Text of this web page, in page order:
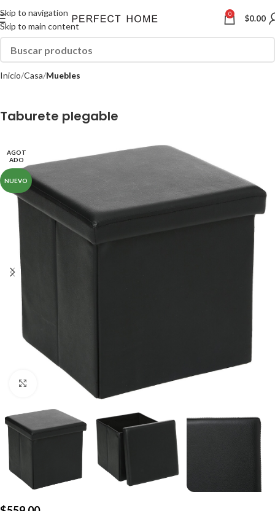
Skip to navigation
Skip to main content
0 $0.00
Inicio Casa Muebles
Taburete plegable
AGOT
ADO
NUEVO
Click to enlarge